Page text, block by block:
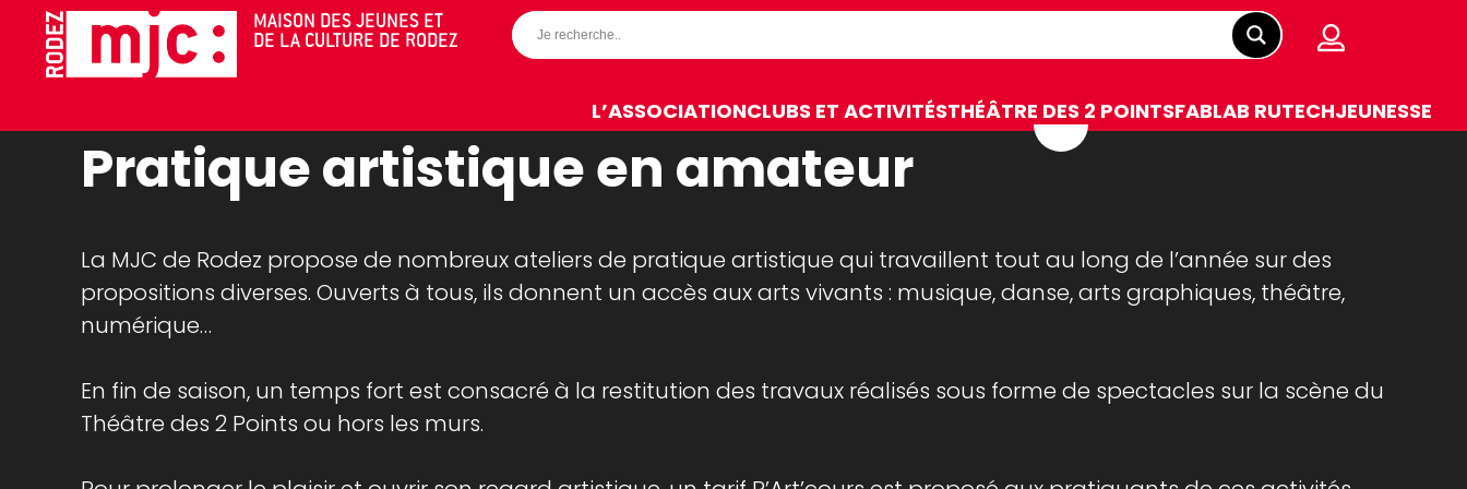
MAISON DES JEUNES ET
DE LA CULTURE DE RODEZ
L’ASSOCIATIONCLUBS ET ACTIVITÉSTHÉÂTRE DES 2 POINTSFABLAB RUTECHJEUNESSE
THÉÂTRE DES 2 POINTS
Pratique artistique en amateur
La MJC de Rodez propose de nombreux ateliers de pratique artistique qui travaillent tout au long de l’année sur des
propositions diverses. Ouverts à tous, ils donnent un accès aux arts vivants : musique, danse, arts graphiques, théâtre,
numérique…
En fin de saison, un temps fort est consacré à la restitution des travaux réalisés sous forme de spectacles sur la scène du
Théâtre des 2 Points ou hors les murs.
Cookies management panel